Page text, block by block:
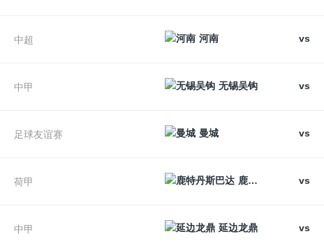
中超 河南 vs
中甲 无锡吴钩 vs
足球友谊赛 曼城 vs
荷甲 鹿特丹斯巴达 vs
中甲 延边龙鼎 vs